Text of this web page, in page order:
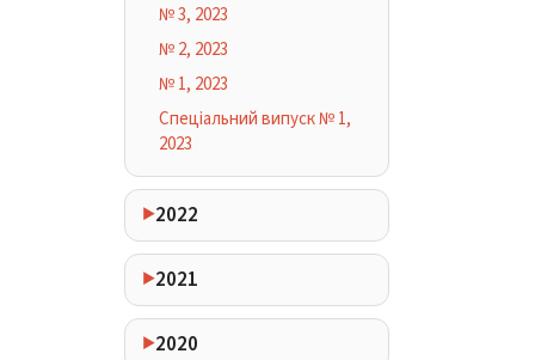
№ 3, 2023
№ 2, 2023
№ 1, 2023
Спеціальний випуск № 1,
2023
2022
2021
2020